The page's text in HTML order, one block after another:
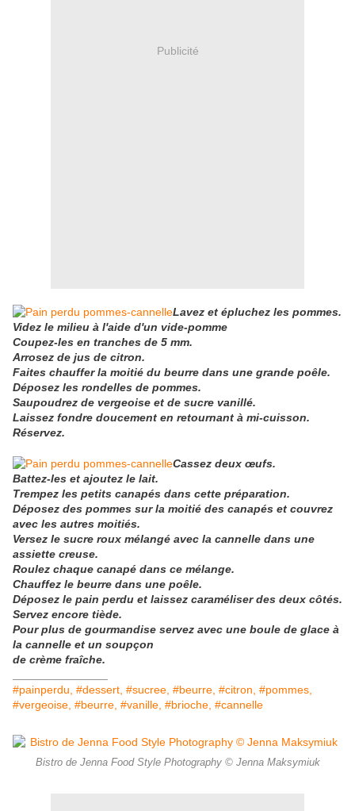
Publicité
Lavez et épluchez les pommes.
Videz le milieu à l'aide d'un vide-pomme
Coupez-les en tranches de 5 mm.
Arrosez de jus de citron.
Faites chauffer la moitié du beurre dans une grande poêle.
Déposez les rondelles de pommes.
Saupoudrez de vergeoise et de sucre vanillé.
Laissez fondre doucement en retournant à mi-cuisson.
Réservez.
Cassez deux œufs.
Battez-les et ajoutez le lait.
Trempez les petits canapés dans cette préparation.
Déposez des pommes sur la moitié des canapés et couvrez
avec les autres moitiés.
Versez le sucre roux mélangé avec la cannelle dans une
assiette creuse.
Roulez chaque canapé dans ce mélange.
Chauffez le beurre dans une poêle.
Déposez le pain perdu et laissez caraméliser des deux côtés.
Servez encore tiède.
Pour plus de gourmandise servez avec une boule de glace à
la cannelle et un soupçon
de crème fraîche.
#painperdu, #dessert, #sucree, #beurre, #citron, #pommes,
#vergeoise, #beurre, #vanille, #brioche, #cannelle
Bistro de Jenna Food Style Photography © Jenna Maksymiuk